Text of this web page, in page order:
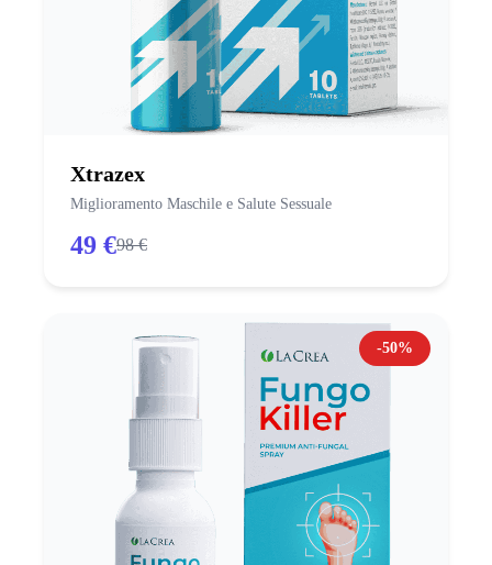
Xtrazex
Miglioramento Maschile e Salute Sessuale
49 €98 €
-50%